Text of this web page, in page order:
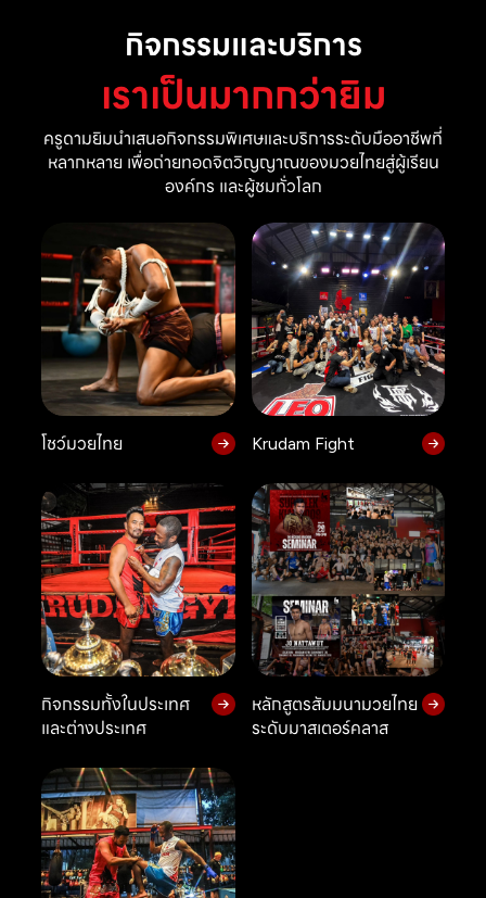
กิจกรรมและบริการ
เราเป็นมากกว่ายิม
ครูดามยิมนำเสนอกิจกรรมพิเศษและบริการระดับมืออาชีพที่
หลากหลาย เพื่อถ่ายทอดจิตวิญญาณของมวยไทยสู่ผู้เรียน
องค์กร และผู้ชมทั่วโลก
โชว์มวยไทย Krudam Fight
กิจกรรมทั้งในประเทศ
และต่างประเทศ
หลักสูตรสัมมนามวยไทย
ระดับมาสเตอร์คลาส